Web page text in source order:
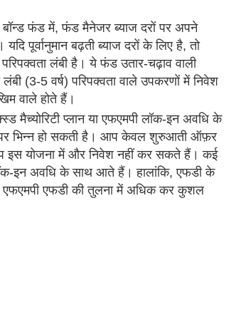
बॉन्ड फंड में, फंड मैनेजर ब्याज दरों पर अपने
पूर्वानुमान बढ़ती ब्याज दरों के लिए है, तो
परिपक्वता लंबी है। ये फंड उतार-चढ़ाव वाली
(3-5 वर्ष) परिपक्वता वाले उपकरणों में निवेश
वाले होते हैं।
मैच्योरिटी प्लान या एफएमपी लॉक-इन अवधि के
भिन्न हो सकती है। आप केवल शुरुआती ऑफ़र
इस योजना में और निवेश नहीं कर सकते हैं। कई
इन अवधि के साथ आते हैं। हालांकि, एफडी के
एफएमपी एफडी की तुलना में अधिक कर कुशल